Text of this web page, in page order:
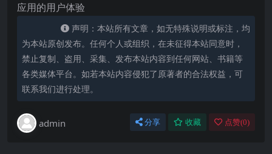
应用的用户体验
声明：本站所有文章，如无特殊说明或标注，均
为本站原创发布。任何个人或组织，在未征得本站同意时，
禁止复制、盗用、采集、发布本站内容到任何网站、书籍等
各类媒体平台。如若本站内容侵犯了原著者的合法权益，可
联系我们进行处理。
admin 分享 收藏 点赞(0)